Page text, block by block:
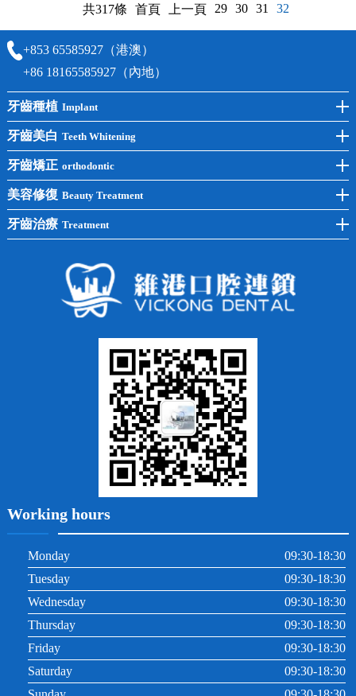
共317條 首頁 上一頁 29 30 31 32
+853 65585927（港澳）
+86 18165585927（內地）
牙齒種植 Implant
前牙種植
後牙種植
單顆種植
半口種植
全口種植
牙齒美白 Teeth Whitening
冷光美白
洗牙
黃黑牙
常見問題
牙齒矯正 orthodontic
牙齒矯正
兒童矯正
牙列不齊
美容修復 Beauty Treatment
全瓷牙
牙齒治療 Treatment
牙齦出血
Working hours
Monday
09:30-18:30
Tuesday
09:30-18:30
Wednesday
09:30-18:30
Thursday
09:30-18:30
Friday
09:30-18:30
Saturday
09:30-18:30